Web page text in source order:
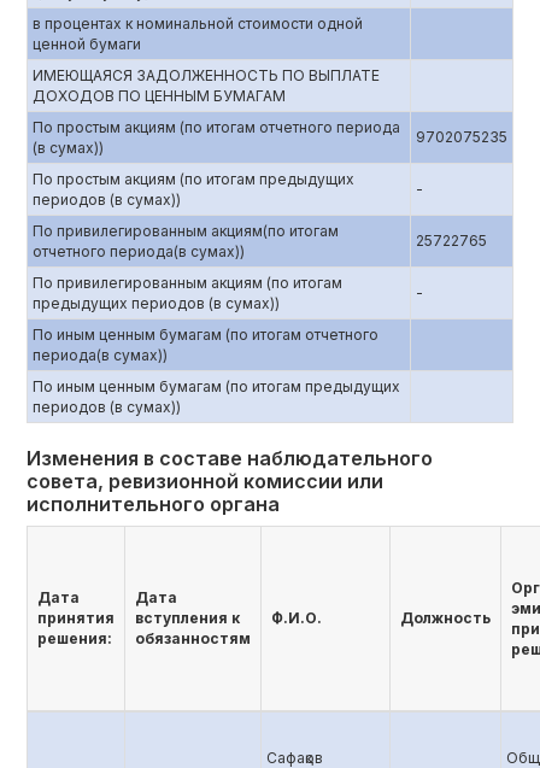
в процентах к номинальной стоимости одной
ценной бумаги
ИМЕЮЩАЯСЯ ЗАДОЛЖЕННОСТЬ ПО ВЫПЛАТЕ
ДОХОДОВ ПО ЦЕННЫМ БУМАГАМ
По простым акциям (по итогам отчетного периода
(в сумах))
9702075235
По простым акциям (по итогам предыдущих
периодов (в сумах))
-
По привилегированным акциям(по итогам
отчетного периода(в сумах))
25722765
По привилегированным акциям (по итогам
предыдущих периодов (в сумах))
-
По иным ценным бумагам (по итогам отчетного
периода(в сумах))
По иным ценным бумагам (по итогам предыдущих
периодов (в сумах))
Изменения в составе наблюдательного
совета, ревизионной комиссии или
исполнительного органа
Дата
принятия
решения:
Дата
вступления к
обязанностям
Ф.И.О. Должность
Сафақов